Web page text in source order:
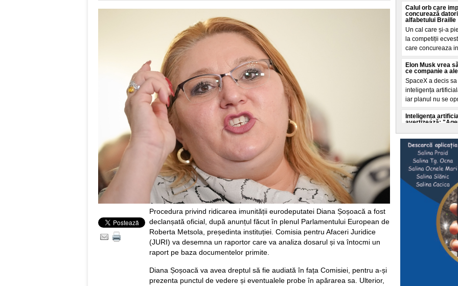
Procedura privind ridicarea imunității eurodeputatei Diana Șoșoacă a fost
declanșată oficial, după anunțul făcut în plenul Parlamentului European de
Roberta Metsola, președinta instituției. Comisia pentru Afaceri Juridice
(JURI) va desemna un raportor care va analiza dosarul și va întocmi un
raport pe baza documentelor primite.
Diana Șoșoacă va avea dreptul să fie audiată în fața Comisiei, pentru a-și
prezenta punctul de vedere și eventualele probe în apărarea sa. Ulterior,
Calul orb care
concurează
alfabetului Braille
Un cal care și-a
la competiții
care concureaza
Elon Musk vrea
ce companie a
SpaceX a decis
inteligența
iar planul nu se
Inteligența
avertizează:
Experții in
accelerata a
autoritaților de a o c
Selly a intrat în
doborât de
Un nou record
litoralul
online intr-un
Putin pierde
batjocorit în mod
Vladimir Putin
miliardar din
a dat puține
Cât de bogate
o avere mai